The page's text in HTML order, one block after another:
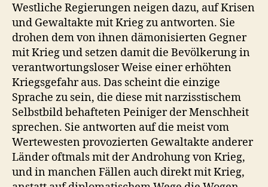
Westliche Regierungen neigen dazu, auf Krisen
und Gewaltakte mit Krieg zu antworten. Sie
drohen dem von ihnen dämonisierten Gegner
mit Krieg und setzen damit die Bevölkerung in
verantwortungsloser Weise einer erhöhten
Kriegsgefahr aus. Das scheint die einzige
Sprache zu sein, die diese mit narzisstischem
Selbstbild behafteten Peiniger der Menschheit
sprechen. Sie antworten auf die meist vom
Wertewesten provozierten Gewaltakte anderer
Länder oftmals mit der Androhung von Krieg,
und in manchen Fällen auch direkt mit Krieg,